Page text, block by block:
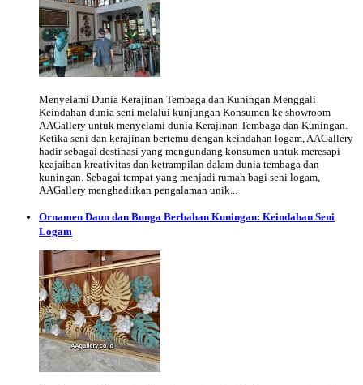
Menyelami Dunia Kerajinan Tembaga dan Kuningan Menggali
Keindahan dunia seni melalui kunjungan Konsumen ke showroom
AAGallery untuk menyelami dunia Kerajinan Tembaga dan Kuningan.
Ketika seni dan kerajinan bertemu dengan keindahan logam, AAGallery
hadir sebagai destinasi yang mengundang konsumen untuk meresapi
keajaiban kreativitas dan ketrampilan dalam dunia tembaga dan
kuningan. Sebagai tempat yang menjadi rumah bagi seni logam,
AAGallery menghadirkan pengalaman unik...
Ornamen Daun dan Bunga Berbahan Kuningan: Keindahan Seni
Logam